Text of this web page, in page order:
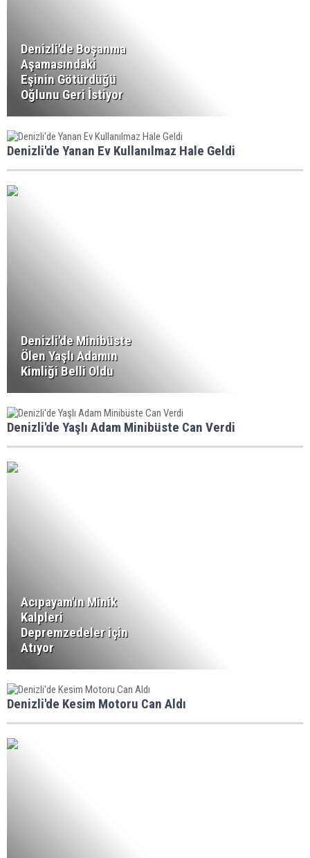
Denizli'de Boşanma
Aşamasındaki
Eşinin Götürdüğü
Oğlunu Geri İstiyor
Denizli'de Yanan Ev Kullanılmaz Hale Geldi
Denizli'de Minibüste
Ölen Yaşlı Adamın
Kimliği Belli Oldu
Denizli'de Yaşlı Adam Minibüste Can Verdi
Acıpayam'ın Minik
Kalpleri
Depremzedeler için
Atıyor
Denizli'de Kesim Motoru Can Aldı